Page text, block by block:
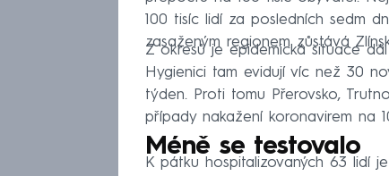
100 tisíc lidí za posledních sedm
zasaženým regionem zůstává
Z okresů je epidemická situace
Hygienici tam evidují víc než 30
týden. Proti tomu Přerovsko,
případy nakažení koronavirem na
Méně se testovalo
K pátku hospitalizovaných 63 lidí